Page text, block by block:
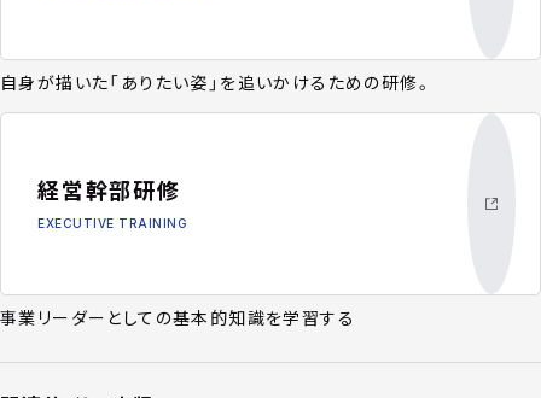
自身が描いた「ありたい姿」を追いかけるための研修。
経営幹部研修
EXECUTIVE TRAINING
事業リーダーとしての基本的知識を学習する